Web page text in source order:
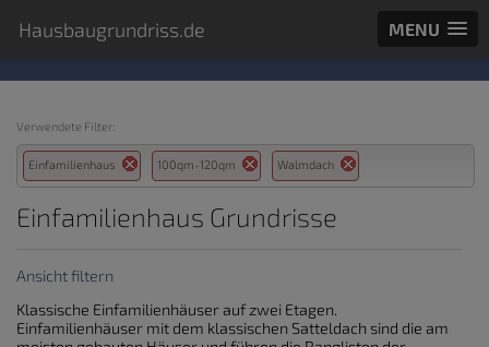
Hausbaugrundriss.de MENU
Verwendete Filter:
Einfamilienhaus 100qm-120qm Walmdach
Einfamilienhaus Grundrisse
Ansicht filtern
Klassische Einfamilienhäuser auf zwei Etagen.
Einfamilienhäuser mit dem klassischen Satteldach sind die am